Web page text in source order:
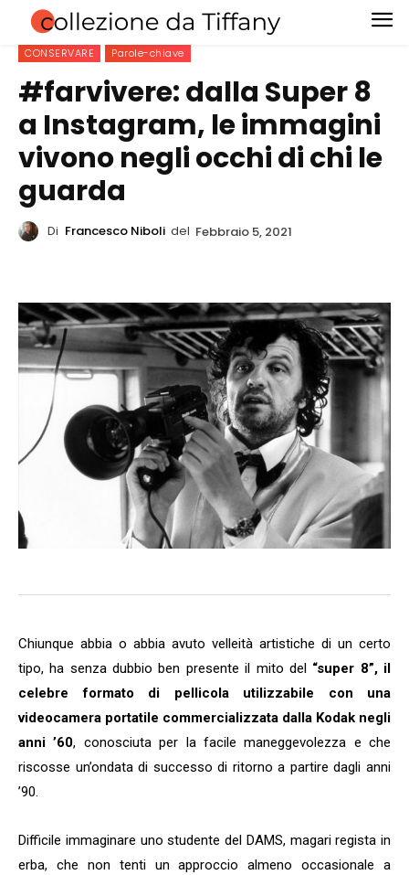
CONSERVARE Parole-chiave
#farvivere: dalla Super 8
a Instagram, le immagini
vivono negli occhi di chi le
guarda
Di Francesco Niboli del Febbraio 5, 2021
Chiunque abbia o abbia avuto velleità artistiche di un certo
tipo, ha senza dubbio ben presente il mito del “super 8”, il
celebre formato di pellicola utilizzabile con una
videocamera portatile commercializzata dalla Kodak negli
anni ’60, conosciuta per la facile maneggevolezza e che
riscosse un’ondata di successo di ritorno a partire dagli anni
’90.
Difficile immaginare uno studente del DAMS, magari regista in
erba, che non tenti un approccio almeno occasionale a